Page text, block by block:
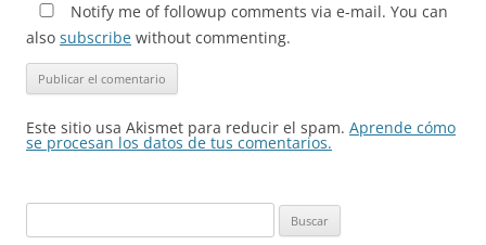
Notify me of followup comments via e-mail. You can
also subscribe without commenting.
Este sitio usa Akismet para reducir el spam. Aprende cómo
se procesan los datos de tus comentarios.